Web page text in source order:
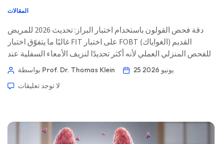
المقالات
دقة فحص القولون باستخدام اختبار البراز: تحديث 2026 للمريض
غالبًا ما يتفوّق اختبار FIT على اختبار FOBT القديم (الغواياك)
للفحص المنزلي العملي لأنه أكثر تحديدًا لنزيف الأمعاء السفلية عند
البشر، وغالبًا ما يحتاج إلى عينة واحدة فقط. المشكلة الأكبر هي ما
بواسطة Prof. Dr. Thomas Klein
25 يونيو 2026
لا توجد تعليقات